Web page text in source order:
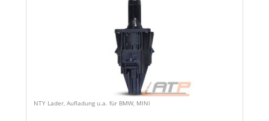
NTY Lader, Aufladung u.a. für BMW, MINI